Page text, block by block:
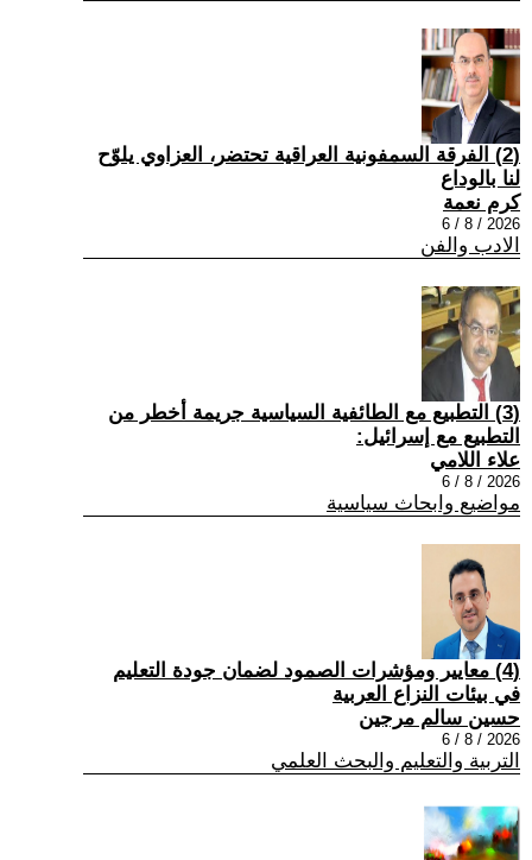
(2) الفرقة السمفونية العراقية تحتضر، العزاوي يلوّح
لنا بالوداع
كرم نعمة
2026 / 8 / 6
الادب والفن
(3) التطبيع مع الطائفية السياسية جريمة أخطر من
التطبيع مع إسرائيل:
علاء اللامي
2026 / 8 / 6
مواضيع وابحاث سياسية
(4) معايير ومؤشرات الصمود لضمان جودة التعليم
في بيئات النزاع العربية
حسين سالم مرجين
2026 / 8 / 6
التربية والتعليم والبحث العلمي